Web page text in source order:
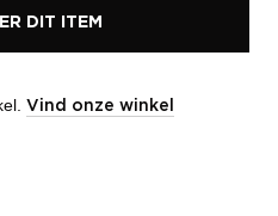
DIT ITEM
Vind onze winkel